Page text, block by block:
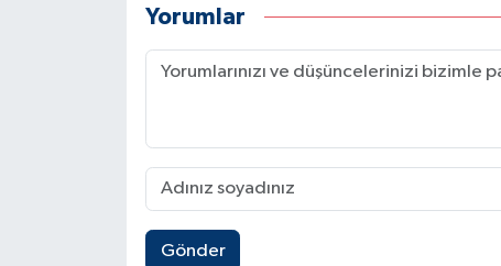
Yorumlar
Gönder